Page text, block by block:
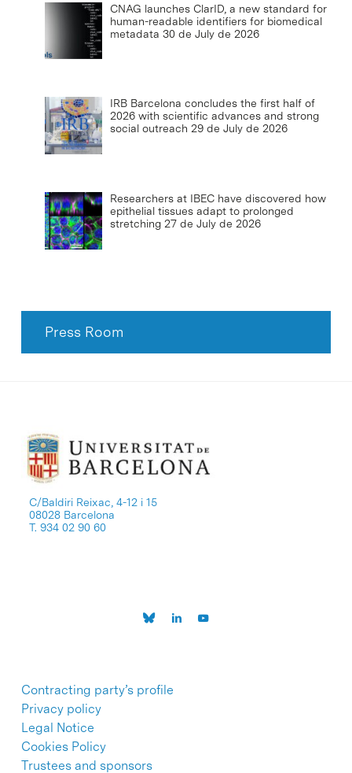
CNAG launches ClarID, a new standard for
human-readable identifiers for biomedical
metadata 30 de July de 2026
IRB Barcelona concludes the first half of
2026 with scientific advances and strong
social outreach 29 de July de 2026
Researchers at IBEC have discovered how
epithelial tissues adapt to prolonged
stretching 27 de July de 2026
Press Room
C/Baldiri Reixac, 4-12 i 15
08028 Barcelona
T. 934 02 90 60
Contracting party’s profile
Privacy policy
Legal Notice
Cookies Policy
Trustees and sponsors